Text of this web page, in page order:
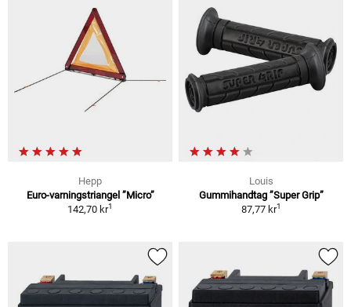
Hepp
Euro-varningstriangel ”Micro”
142,70 kr1
Louis
Gummihandtag ”Super Grip”
87,77 kr1